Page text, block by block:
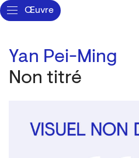
Œuvre
Yan Pei-Ming
Non titré